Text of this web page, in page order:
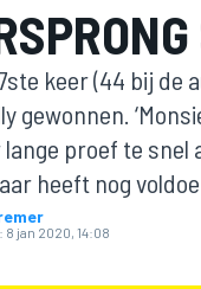
keer (44 bij de
gewonnen.
proef te snel
heeft nog
8 jan 2020, 14:08